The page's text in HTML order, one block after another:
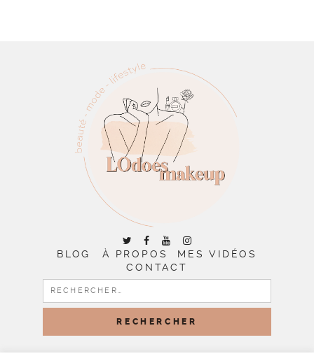
BLOG À PROPOS
MES VIDÉOS
CONTACT
RECHERCHER :